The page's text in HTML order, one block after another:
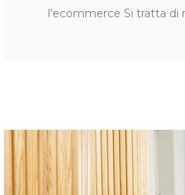
l'ecommerce Si tratta di